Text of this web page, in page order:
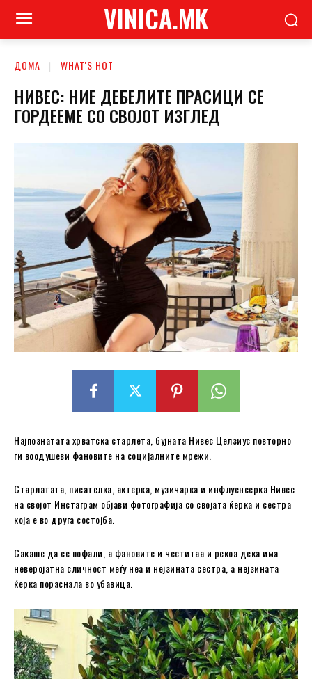
VINICA.MK
ДОМА WHAT'S HOT
НИВЕС: НИЕ ДЕБЕЛИТЕ ПРАСИЦИ СЕ
ГОРДЕЕМЕ СО СВОЈОТ ИЗГЛЕД
Најпознатата хрватска старлета, бујната Нивес Целзиус повторно
ги воодушеви фановите на социјалните мрежи.
Старлатата, писателка, актерка, музичарка и инфлуенсерка Нивес
на својот Инстаграм објави фотографија со својата ќерка и сестра
која е во друга состојба.
Сакаше да се пофали, а фановите и честитаа и рекоа дека има
неверојатна сличност меѓу неа и нејзината сестра, а нејзината
ќерка пораснала во убавица.